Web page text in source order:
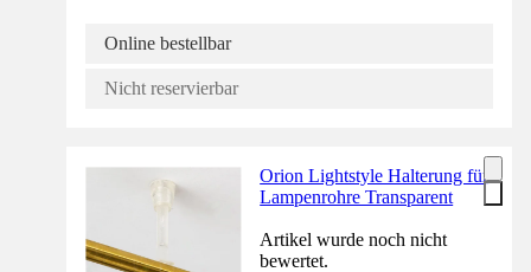
Online bestellbar
Nicht reservierbar
Orion Lightstyle Halterung für
Lampenrohre Transparent
Artikel wurde noch nicht
bewertet.